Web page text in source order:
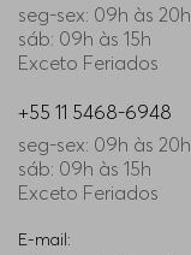
seg-sex: 09h às 20h
sáb: 09h às 15h
Exceto Feriados
+55 11 5468-6948
seg-sex: 09h às 20h
sáb: 09h às 15h
Exceto Feriados
E-mail: